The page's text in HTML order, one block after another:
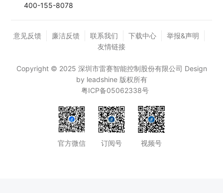
400-155-8078
意见反馈 廉洁反馈 联系我们 下载中心
举报&声明
友情链接
Copyright © 2025 深圳市雷赛智能控制股份有限公司 Design
by leadshine 版权所有
粤ICP备05062338号
官方微信 订阅号 视频号